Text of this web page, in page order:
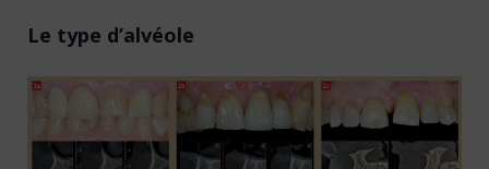
Le type d’alvéole